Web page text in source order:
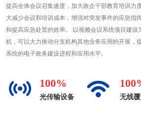
提高全体会议召集速度，加大政企干部教育培训力
大减少会议和培训成本，增强对突发事件的应急指
和提高应急处置的效率。 以视频会议系统项目建设
机，可以大力推动分支机构其他业务应用的开展，
系统的电子政务建设进程和应用水平。
100%
光传输设备 无线